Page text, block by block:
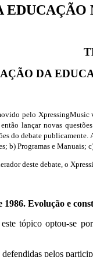
DA
pelo XpressingMusic
lançar novas
do debate publicamente.
b) Programas e Manuais;
deste debate, o
1986. Evolução e
tópico optou-se
pelos